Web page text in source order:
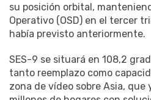
su posición orbital,
Operativo (OSD) en el tercer
había previsto anteriormente.
SES-9 se situará en 108,2
tanto reemplazo como
zona de vídeo sobre Asia, que